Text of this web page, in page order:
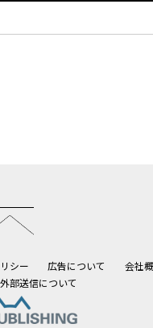
シー 広告について
会社
部送信について